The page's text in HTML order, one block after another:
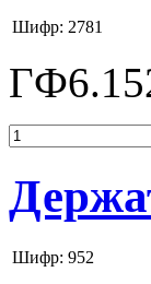
Шифр: 2781
Шифр: 952